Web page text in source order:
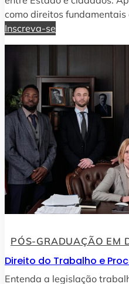
como direitos
Inscreva-se
PÓS-GRADUAÇÃO EM
Direito do Trabalho e
Entenda a legislação